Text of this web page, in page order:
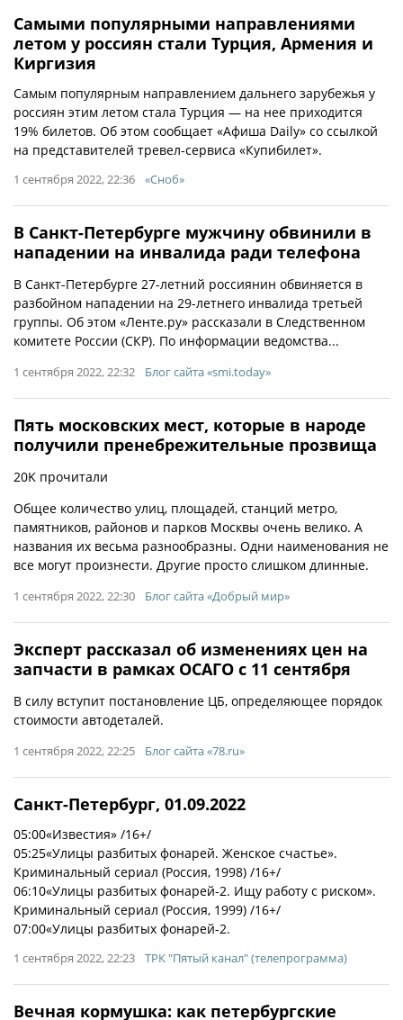
Самыми популярными направлениями
летом у россиян стали Турция, Армения и
Киргизия
Самым популярным направлением дальнего зарубежья у
россиян этим летом стала Турция — на нее приходится
19% билетов. Об этом сообщает «Афиша Daily» со ссылкой
на представителей тревел-сервиса «Купибилет».
1 сентября 2022, 22:36 «Сноб»
В Санкт-Петербурге мужчину обвинили в
нападении на инвалида ради телефона
В Санкт-Петербурге 27-летний россиянин обвиняется в
разбойном нападении на 29-летнего инвалида третьей
группы. Об этом «Ленте.ру» рассказали в Следственном
комитете России (СКР). По информации ведомства...
1 сентября 2022, 22:32 Блог сайта «smi.today»
Пять московских мест, которые в народе
получили пренебрежительные прозвища
20K прочитали
Общее количество улиц, площадей, станций метро,
памятников, районов и парков Москвы очень велико. А
названия их весьма разнообразны. Одни наименования не
все могут произнести. Другие просто слишком длинные.
1 сентября 2022, 22:30 Блог сайта «Добрый мир»
Эксперт рассказал об изменениях цен на
запчасти в рамках ОСАГО с 11 сентября
В силу вступит постановление ЦБ, определяющее порядок
стоимости автодеталей.
1 сентября 2022, 22:25 Блог сайта «78.ru»
Санкт-Петербург, 01.09.2022
05:00«Известия» /16+/
05:25«Улицы разбитых фонарей. Женское счастье».
Криминальный сериал (Россия, 1998) /16+/
06:10«Улицы разбитых фонарей-2. Ищу работу с риском».
Криминальный сериал (Россия, 1999) /16+/
07:00«Улицы разбитых фонарей-2.
1 сентября 2022, 22:23 ТРК "Пятый канал" (телепрограмма)
Вечная кормушка: как петербургские